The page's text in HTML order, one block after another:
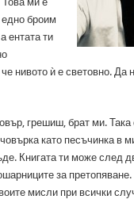
едно броим
ентата ти
нивото ѝ е световно. Да
грешиш, брат ми. Така
като песъчинка в
Книгата ти може след
за
мисли при всички